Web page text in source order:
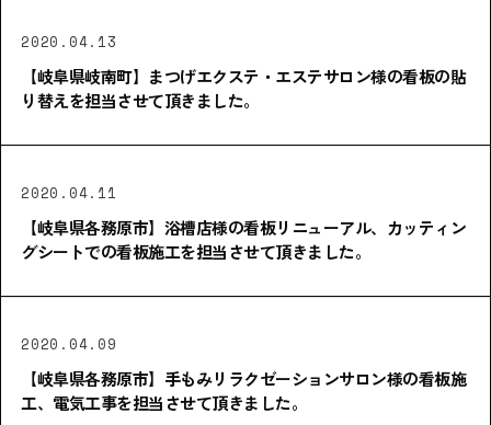
2020.04.13
【岐阜県岐南町】まつげエクステ・エステサロン様の看板の貼
り替えを担当させて頂きました。
2020.04.11
【岐阜県各務原市】浴槽店様の看板リニューアル、カッティン
グシートでの看板施工を担当させて頂きました。
2020.04.09
【岐阜県各務原市】手もみリラクゼーションサロン様の看板施
工、電気工事を担当させて頂きました。